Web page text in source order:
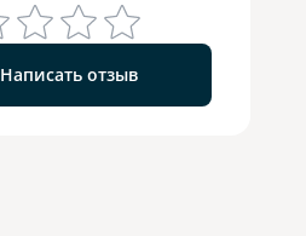
Написать отзыв